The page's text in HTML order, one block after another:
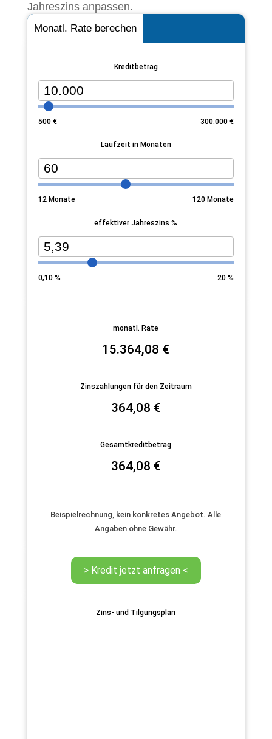
Jahreszins anpassen.
Monatl. Rate berechen
Kreditbetrag
500€ 300.000 €
Laufzeit in Monaten
12Monate 120 Monate
effektiver Jahreszins %
0,10% 20 %
monatl. Rate
15.364,08 €
Zinszahlungen für den Zeitraum
364,08 €
Gesamtkreditbetrag
364,08 €
Beispielrechnung, kein konkretes Angebot. Alle
Angaben ohne Gewähr.
Zins- und Tilgungsplan